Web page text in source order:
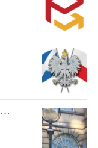
Dom Stowarzyszenia Polskich Kombatantów (SPK) w Edynburgu